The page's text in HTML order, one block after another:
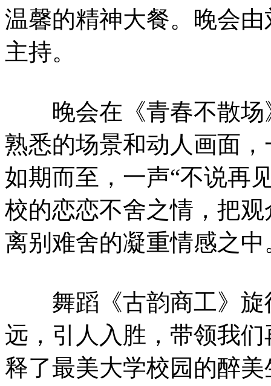
温馨的精神大餐。晚会
主持。
晚会在《青春不散场
熟悉的场景和动人画面
如期而至，一声“不说再
校的恋恋不舍之情，把
离别难舍的凝重情感之中
舞蹈《古韵商工》旋
远，引人入胜，带领我
释了最美大学校园的醉